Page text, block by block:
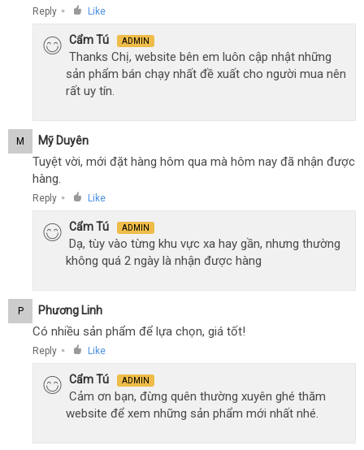
Reply ● Like
Cẩm Tú ADMIN
Thanks Chị, website bên em luôn cập nhật những
sản phẩm bán chạy nhất đề xuất cho người mua nên
rất uy tín.
M Mỹ Duyên
Tuyệt vời, mới đặt hàng hôm qua mà hôm nay đã nhận được
hàng.
Reply ● Like
Cẩm Tú ADMIN
Dạ, tùy vào từng khu vực xa hay gần, nhưng thường
không quá 2 ngày là nhận được hàng
P Phương Linh
Có nhiều sản phẩm để lựa chọn, giá tốt!
Reply ● Like
Cẩm Tú ADMIN
Cảm ơn bạn, đừng quên thường xuyên ghé thăm
website để xem những sản phẩm mới nhất nhé.